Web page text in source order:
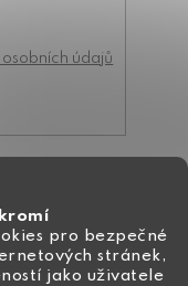
pro bezpečné
stránek,
jako uživatele
údajů